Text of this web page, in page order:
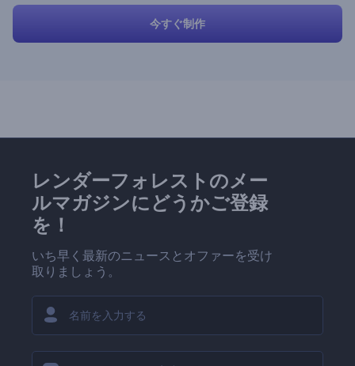
今すぐ制作
レンダーフォレストのメー
ルマガジンにどうかご登録
を！
いち早く最新のニュースとオファーを受け
取りましょう。